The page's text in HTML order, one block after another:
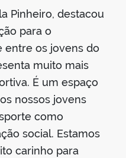
Pinheiro, destacou
para o
os jovens do
muito mais
É um espaço
nossos jovens
como
social. Estamos
carinho para